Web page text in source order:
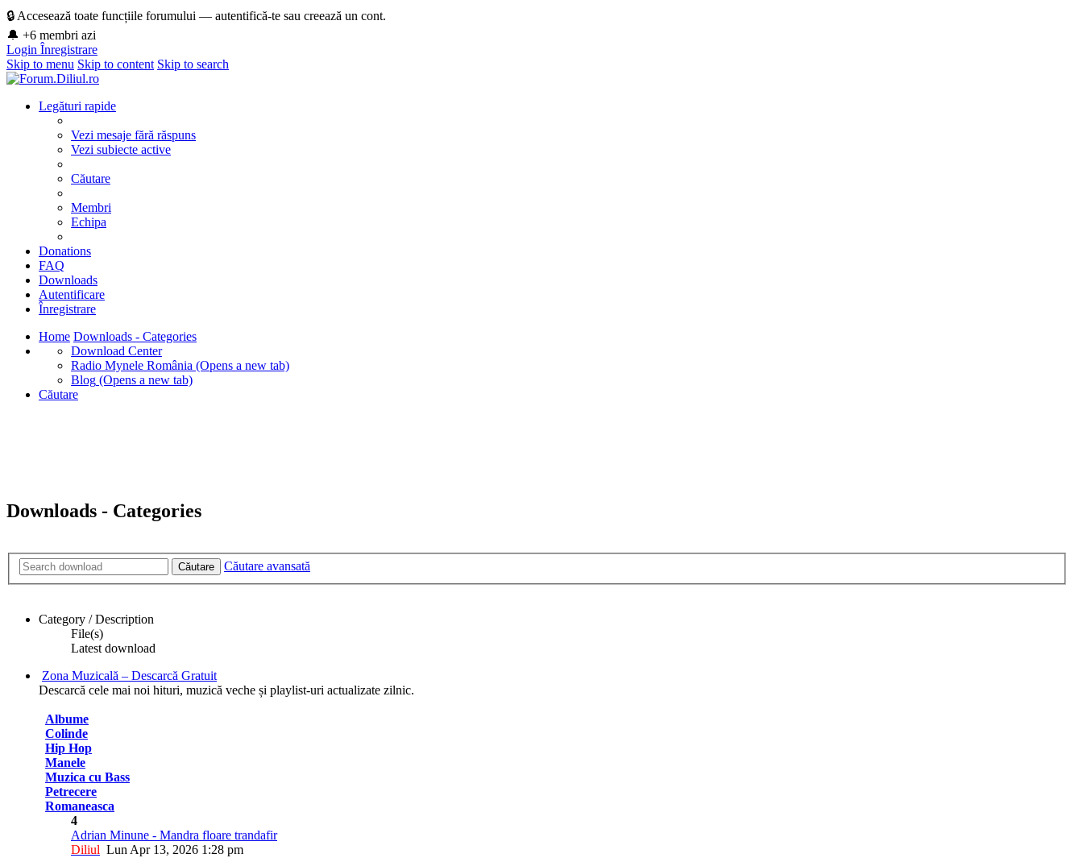
🔒 Accesează toate funcțiile forumului — autentifică-te sau creează un cont.
🔔 +6 membri azi
Login Înregistrare
Skip to menu Skip to content Skip to search
Legături rapide
Vezi mesaje fără răspuns
Vezi subiecte active
Căutare
Membri
Echipa
Donations
FAQ
Downloads
Autentificare
Înregistrare
Home Downloads - Categories
Download Center
Radio Mynele România (Opens a new tab)
Blog (Opens a new tab)
Căutare
Downloads - Categories
Căutare Căutare avansată
Category / Description
File(s)
Latest download
Zona Muzicală – Descarcă Gratuit
Descarcă cele mai noi hituri, muzică veche și playlist-uri actualizate zilnic.
Albume
Colinde
Hip Hop
Manele
Muzica cu Bass
Petrecere
Romaneasca
4
Adrian Minune - Mandra floare trandafir
Diliul Lun Apr 13, 2026 1:28 pm